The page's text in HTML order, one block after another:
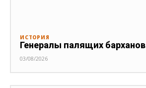
ИСТОРИЯ
Генералы палящих барханов
03/08/2026